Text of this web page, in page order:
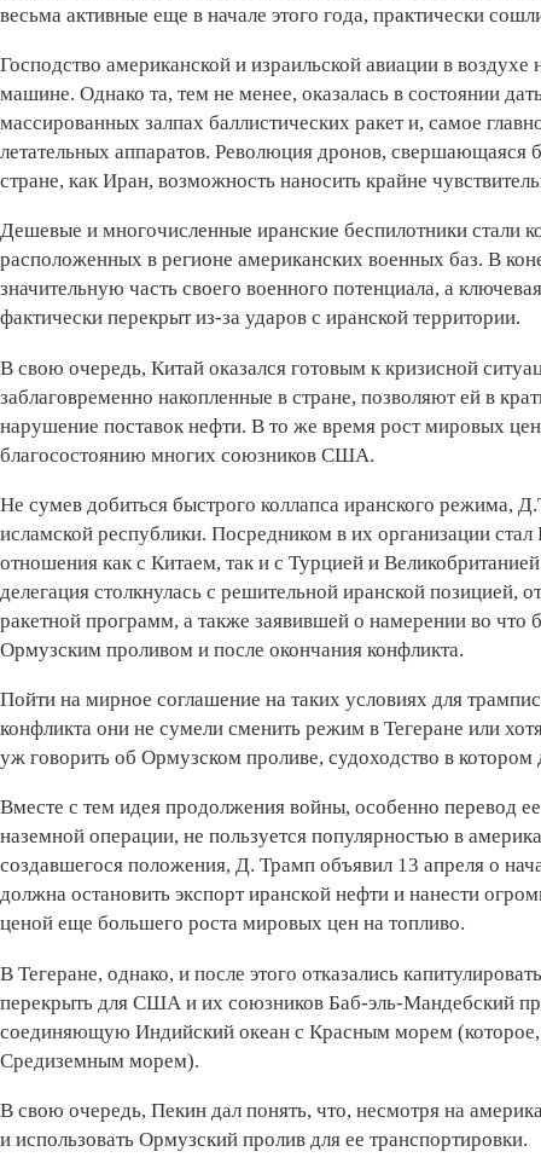
весьма активные еще в начале этого года, практически
Господство американской и израильской авиации в
машине. Однако та, тем не менее, оказалась в состоянии
массированных залпах баллистических ракет и, самое
летательных аппаратов. Революция дронов, свершающаяся
стране, как Иран, возможность наносить крайне
Дешевые и многочисленные иранские беспилотники стали
расположенных в регионе американских военных баз. В
значительную часть своего военного потенциала, а
фактически перекрыт из-за ударов с иранской территории.
В свою очередь, Китай оказался готовым к кризисной
заблаговременно накопленные в стране, позволяют ей в
нарушение поставок нефти. В то же время рост мировых
благосостоянию многих союзников США.
Не сумев добиться быстрого коллапса иранского режима,
исламской республики. Посредником в их организации
отношения как с Китаем, так и с Турцией и
делегация столкнулась с решительной иранской позицией,
ракетной программ, а также заявившей о намерении во что
Ормузским проливом и после окончания конфликта.
Пойти на мирное соглашение на таких условиях для
конфликта они не сумели сменить режим в Тегеране или
уж говорить об Ормузском проливе, судоходство в
Вместе с тем идея продолжения войны, особенно перевод
наземной операции, не пользуется популярностью в
создавшегося положения, Д. Трамп объявил 13 апреля о
должна остановить экспорт иранской нефти и нанести
ценой ­еще большего роста мировых цен на топливо.
В Тегеране, однако, и после этого отказались
перекрыть для США и их союзников Баб-эль-Мандебский
соединяющую Индийский океан с Красным морем
Средиземным морем).
В свою очередь, Пекин дал понять, что, несмотря на
и использовать Ормузский пролив для ее транспортировки.